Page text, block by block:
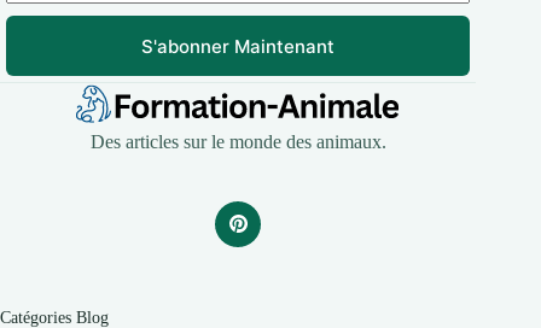
S'abonner Maintenant
Des articles sur le monde des animaux.
Catégories Blog